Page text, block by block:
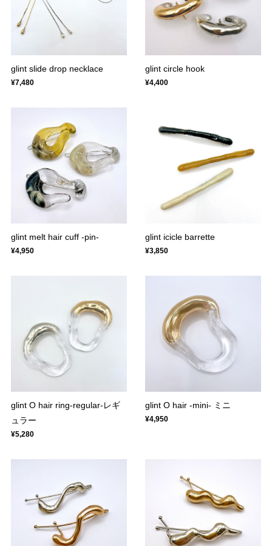
glint slide drop necklace
¥7,480
glint circle hook
¥4,400
glint melt hair cuff -pin-
¥4,950
glint icicle barrette
¥3,850
glint O hair ring-regular-レギ
ュラー
¥5,280
glint O hair -mini- ミニ
¥4,950